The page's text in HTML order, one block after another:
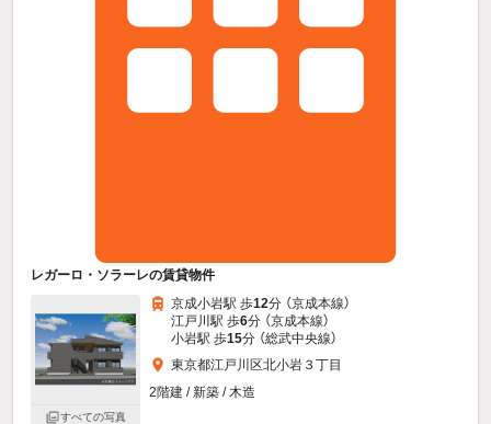
レガーロ・ソラーレの賃貸物件
すべての写真
京成小岩駅 歩12分 （京成本線）
江戸川駅 歩6分 （京成本線）
小岩駅 歩15分 （総武中央線）
東京都江戸川区北小岩３丁目
2階建 / 新築 / 木造